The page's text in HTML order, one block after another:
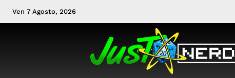
Ven 7 Agosto, 2026